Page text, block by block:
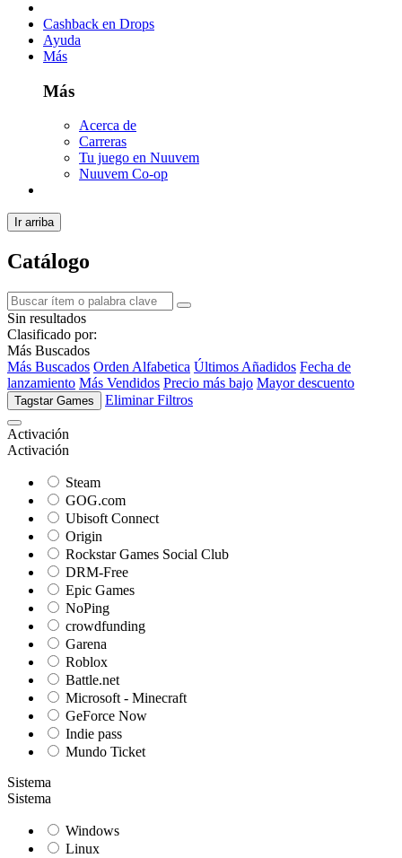
Cashback en Drops
Ayuda
Más
Más
Acerca de
Carreras
Tu juego en Nuuvem
Nuuvem Co-op
Ir arriba
Catálogo
Sin resultados
Clasificado por:
Más Buscados
Más Buscados Orden Alfabetica Últimos Añadidos Fecha de
lanzamiento Más Vendidos Precio más bajo Mayor descuento
Tagstar Games Eliminar Filtros
Activación
Activación
Steam
GOG.com
Ubisoft Connect
Origin
Rockstar Games Social Club
DRM-Free
Epic Games
NoPing
crowdfunding
Garena
Roblox
Battle.net
Microsoft - Minecraft
GeForce Now
Indie pass
Mundo Ticket
Sistema
Sistema
Windows
Linux